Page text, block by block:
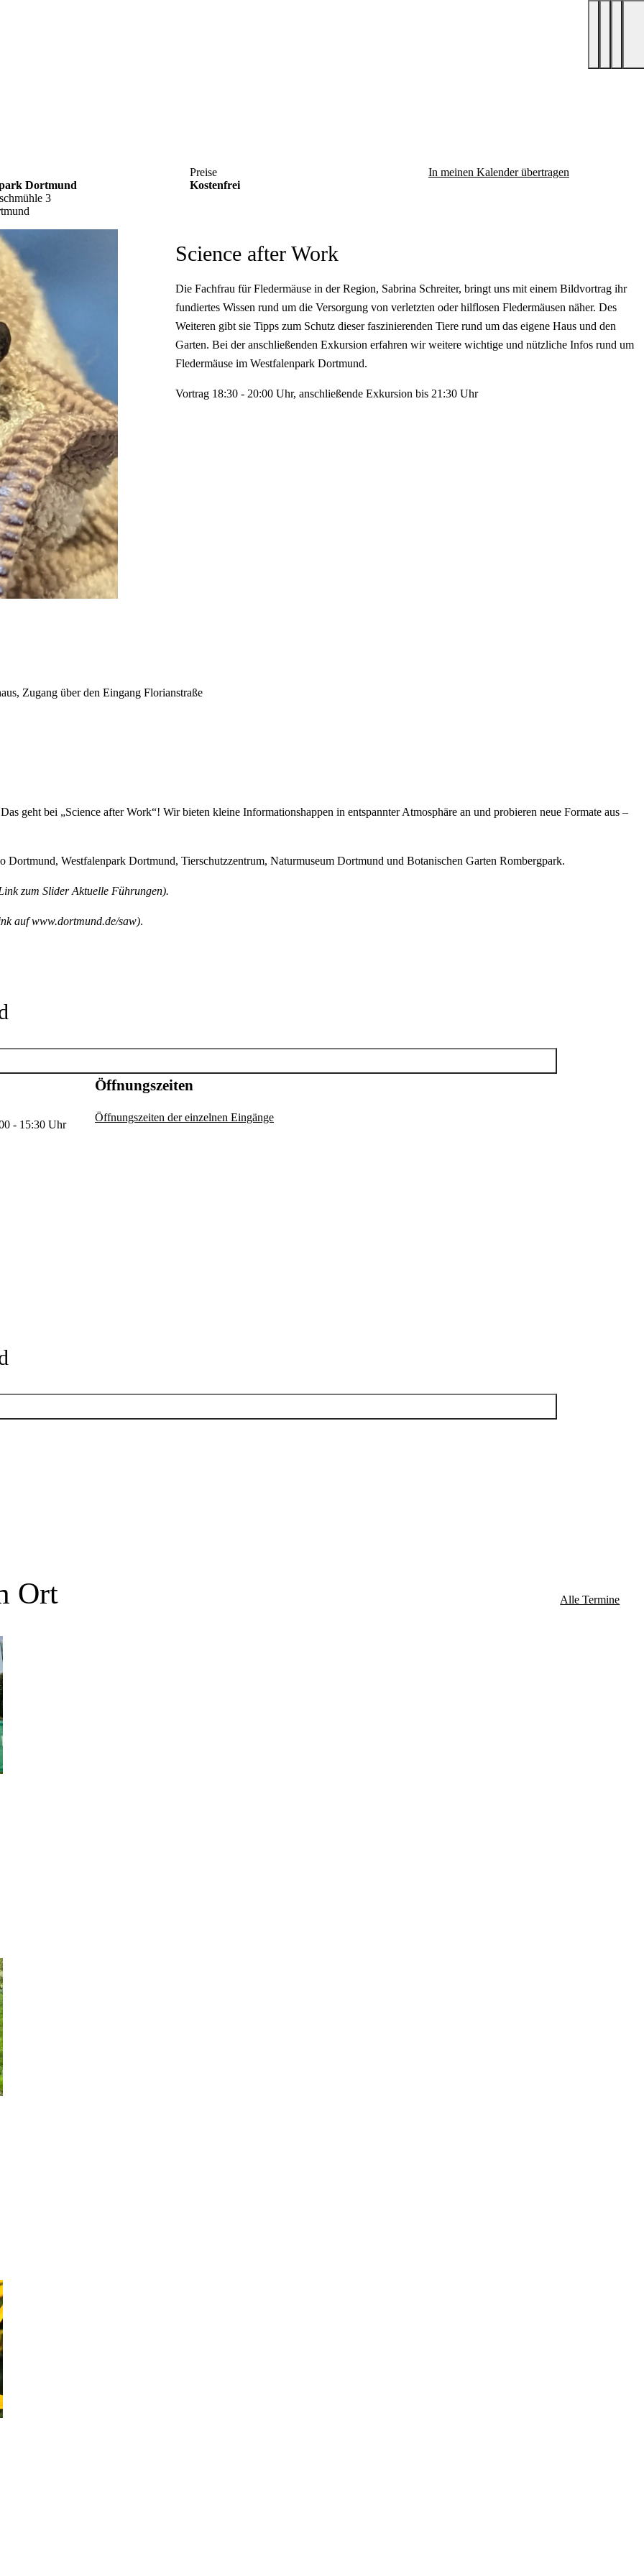
Dortmund
3
Preise
Kostenfrei
In meinen Kalender übertragen
Science after Work
Die Fachfrau für Fledermäuse in der Region, Sabrina Schreiter, bringt uns mit einem Bildvortrag ihr
fundiertes Wissen rund um die Versorgung von verletzten oder hilflosen Fledermäusen näher. Des
Weiteren gibt sie Tipps zum Schutz dieser faszinierenden Tiere rund um das eigene Haus und den
Garten. Bei der anschließenden Exkursion erfahren wir weitere wichtige und nützliche Infos rund um
Fledermäuse im Westfalenpark Dortmund.
Vortrag 18:30 - 20:00 Uhr, anschließende Exkursion bis 21:30 Uhr
Zugang über den Eingang Florianstraße
geht bei „Science after Work“! Wir bieten kleine Informationshappen in entspannter Atmosphäre an und probieren neue Formate aus –
Dortmund, Westfalenpark Dortmund, Tierschutzzentrum, Naturmuseum Dortmund und Botanischen Garten Rombergpark.
zum Slider Aktuelle Führungen).
auf www.dortmund.de/saw).
- 15:30 Uhr
Öffnungszeiten
Öffnungszeiten der einzelnen Eingänge
- 15:30 Uhr
Ort Alle Termine